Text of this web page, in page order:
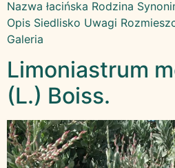
Nazwa łacińska Rodzina
Opis Siedlisko Uwagi
Galeria
Limoniastrum
(L.) Boiss.